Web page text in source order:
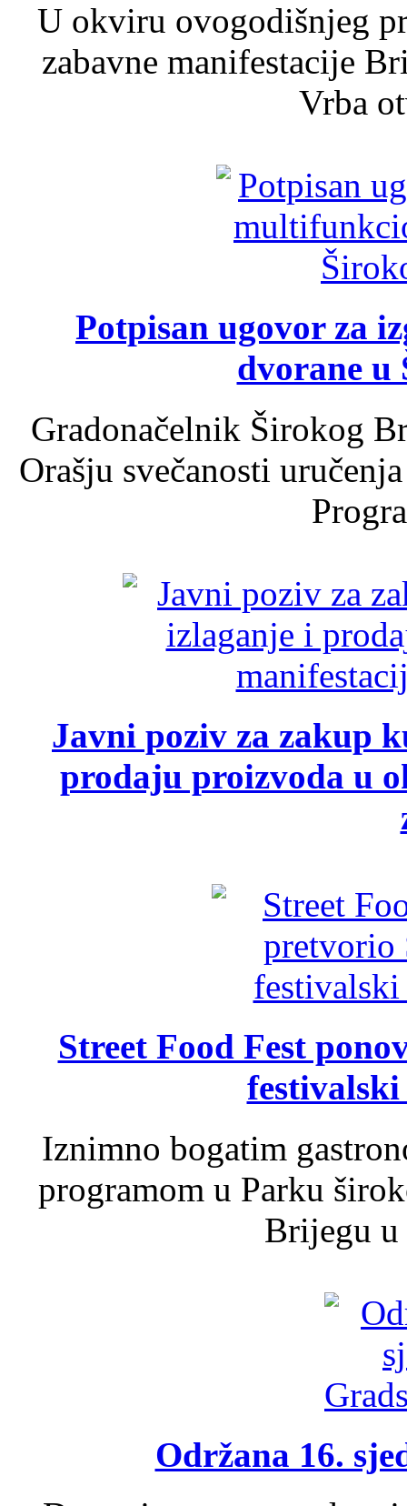
U okviru ovogodišnjeg
zabavne manifestacije
Vrba
Potpisan ugovor za
dvorane u
Gradonačelnik Širokog
Orašju svečanosti
Javni poziv za zakup
prodaju proizvoda u
Street Food Fest
Iznimno bogatim
programom u Parku
Brijegu u
Održana 16.